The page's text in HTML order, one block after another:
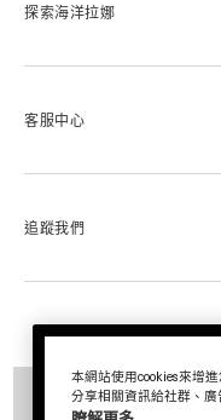
探索海洋拉娜
海洋拉娜極致工藝
美麗加冕會員計畫
客服中心
聯絡我們
查詢訂單
尋找專櫃
追蹤我們
Facebook
LINE
本網站使用cookies來增
分享相關資訊給社群、廣